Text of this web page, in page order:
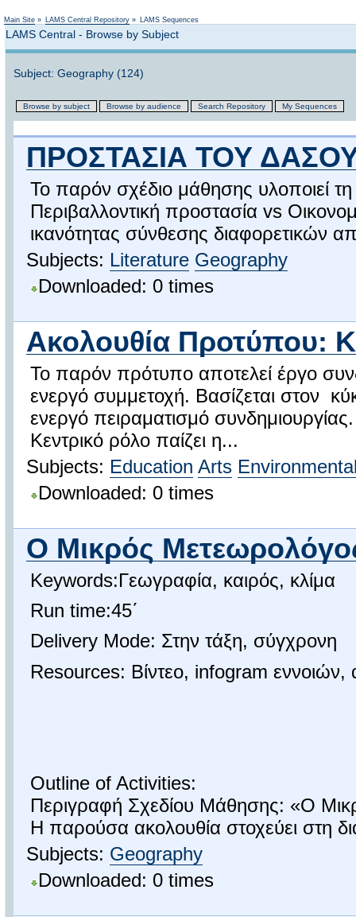
Main Site » LAMS Central Repository » LAMS Sequences
LAMS Central - Browse by Subject
Subject: Geography (124)
Browse by subject Browse by audience Search Repository My Sequences
ΠΡΟΣΤΑΣΙΑ ΤΟΥ
Το παρόν σχέδιο μάθησης υλοποιεί
Περιβαλλοντική προστασία vs
ικανότητας σύνθεσης διαφορετικών
Subjects: Literature Geography
Downloaded: 0 times
Ακολουθία Προτύπου:
Το παρόν πρότυπο αποτελεί έργο
ενεργό συμμετοχή. Βασίζεται στον
ενεργό πειραματισμό συνδημιουργίας.
Κεντρικό ρόλο παίζει η...
Subjects: Education Arts
Downloaded: 0 times
Ο Μικρός
Keywords:Γεωγραφία, καιρός, κλίμα
Run time:45΄
Delivery Mode: Στην τάξη, σύγχρονη
Resources: Βίντεο, infogram εννοιών,
Outline of Activities:
Περιγραφή Σχεδίου Μάθησης: «Ο
Η παρούσα ακολουθία στοχεύει στη
Subjects: Geography
Downloaded: 0 times